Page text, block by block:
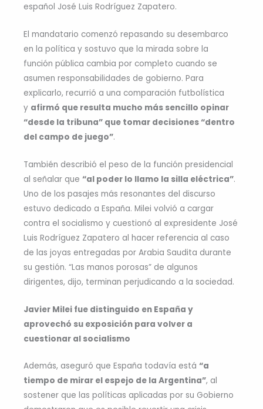
español José Luis Rodríguez Zapatero.
El mandatario comenzó repasando su desembarco
en la política y sostuvo que la mirada sobre la
función pública cambia por completo cuando se
asumen responsabilidades de gobierno. Para
explicarlo, recurrió a una comparación futbolística
y afirmó que resulta mucho más sencillo opinar
“desde la tribuna” que tomar decisiones “dentro
del campo de juego”.
También describió el peso de la función presidencial
al señalar que “al poder lo llamo la silla eléctrica”.
Uno de los pasajes más resonantes del discurso
estuvo dedicado a España. Milei volvió a cargar
contra el socialismo y cuestionó al expresidente José
Luis Rodríguez Zapatero al hacer referencia al caso
de las joyas entregadas por Arabia Saudita durante
su gestión. “Las manos porosas” de algunos
dirigentes, dijo, terminan perjudicando a la sociedad.
Javier Milei fue distinguido en España y
aprovechó su exposición para volver a
cuestionar al socialismo
Además, aseguró que España todavía está “a
tiempo de mirar el espejo de la Argentina”, al
sostener que las políticas aplicadas por su Gobierno